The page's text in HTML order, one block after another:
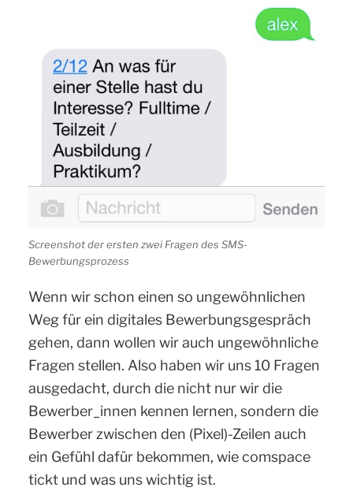
Screenshot der ersten zwei Fragen des SMS-
Bewerbungsprozess
Wenn wir schon einen so ungewöhnlichen
Weg für ein digitales Bewerbungsgespräch
gehen, dann wollen wir auch ungewöhnliche
Fragen stellen. Also haben wir uns 10 Fragen
ausgedacht, durch die nicht nur wir die
Bewerber_innen kennen lernen, sondern die
Bewerber zwischen den (Pixel)-Zeilen auch
ein Gefühl dafür bekommen, wie comspace
tickt und was uns wichtig ist.